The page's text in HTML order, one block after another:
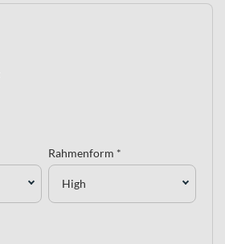
Rahmenform *
High